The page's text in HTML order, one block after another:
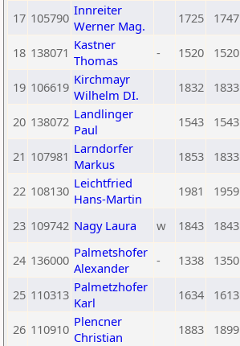
17 105790 Innreiter
Werner Mag.
1725 1747
18 138071 Kastner
Thomas
- 1520 1520
19 106619 Kirchmayr
Wilhelm DI.
1832 1833
20 138072 Landlinger
Paul
1543 1543
21 107981 Larndorfer
Markus
1853 1833
22 108130 Leichtfried
Hans-Martin
1981 1959
23 109742 Nagy Laura w 1843 1843
24 136000 Palmetshofer
Alexander
- 1338 1350
25 110313 Palmetzhofer
Karl
1634 1613
26 110910 Plencner
Christian
1883 1899